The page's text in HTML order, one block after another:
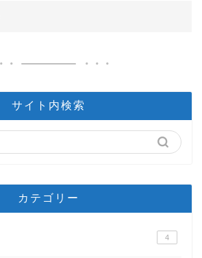
サイト内検索
カテゴリー
4